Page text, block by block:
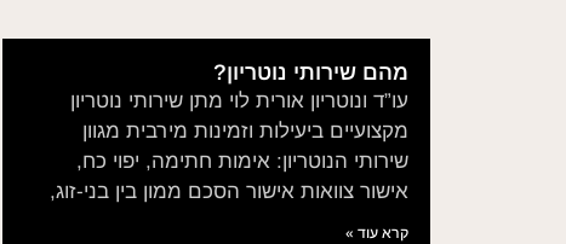
מהם שירותי נוטריון?
עו”ד ונוטריון אורית לוי מתן שירותי נוטריון
מקצועיים ביעילות וזמינות מירבית מגוון
שירותי הנוטריון: אימות חתימה, יפוי כח,
אישור צוואות אישור הסכם ממון בין בני-זוג,
קרא עוד »